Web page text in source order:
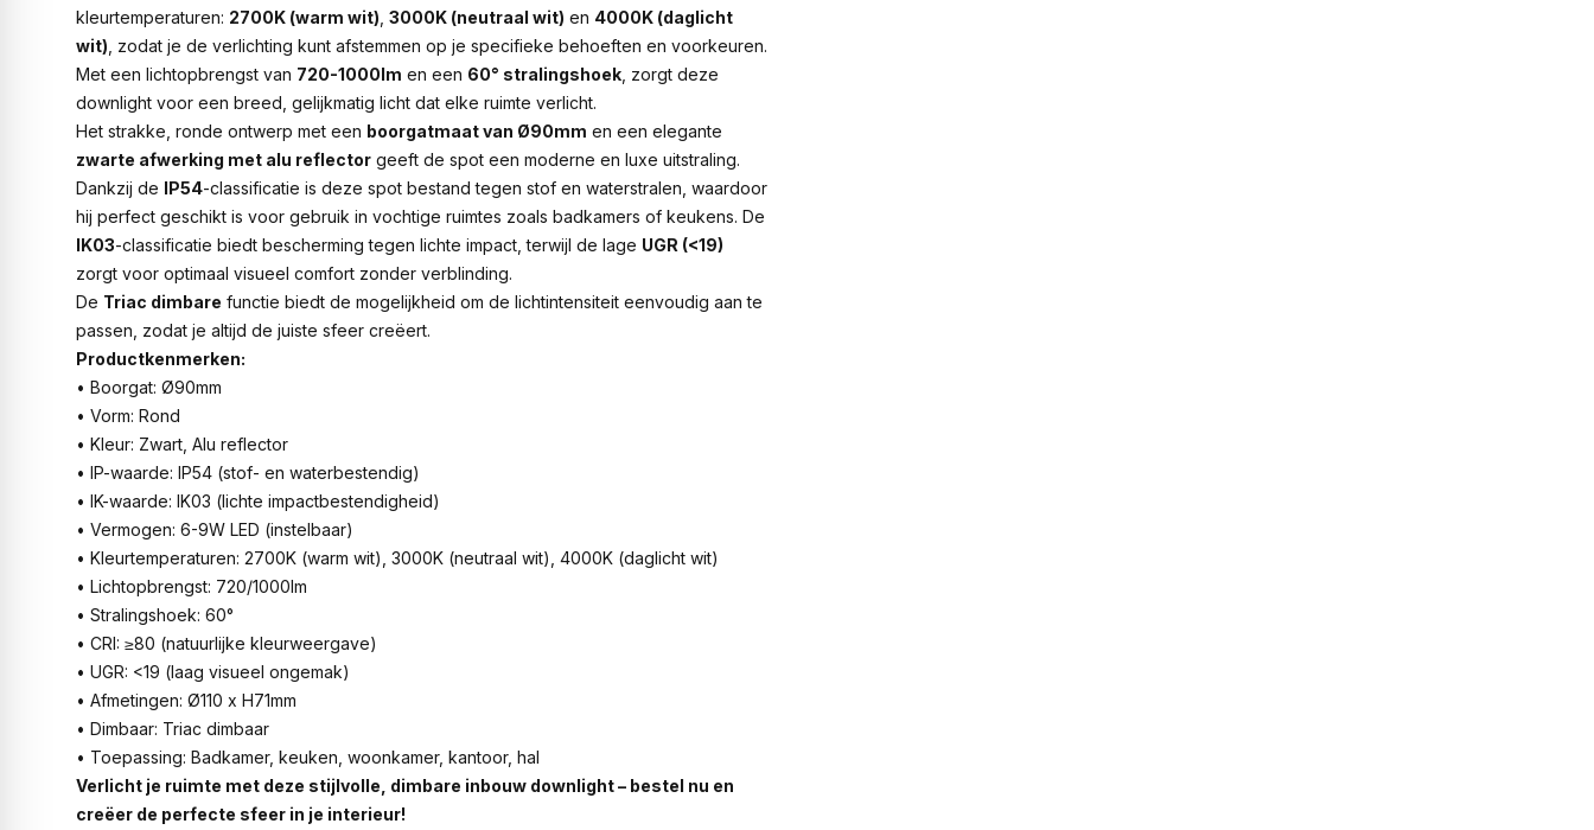
kleurtemperaturen: 2700K (warm wit) 3000K (neutraal wit) en 4000K (daglicht
wit) , zodat je de verlichting kunt afstemmen op je specifieke behoeften en voorkeuren.
Met een lichtopbrengst van 720-1000lm en een 60° stralingshoek , zorgt deze
downlight voor een breed, gelijkmatig licht dat elke ruimte verlicht.
Het strakke, ronde ontwerp met een boorgatmaat van Ø90mm en een elegante
zwarte afwerking met alu reflector geeft de spot een moderne en luxe uitstraling.
Dankzij de IP54-classificatie is deze spot bestand tegen stof en waterstralen, waardoor
hij perfect geschikt is voor gebruik in vochtige ruimtes zoals badkamers of keukens. De
IK03-classificatie biedt bescherming tegen lichte impact, terwijl de lage UGR (<19)
zorgt voor optimaal visueel comfort zonder verblinding.
De Triac dimbare functie biedt de mogelijkheid om de lichtintensiteit eenvoudig aan te
passen, zodat je altijd de juiste sfeer creëert.
Productkenmerken:
• Boorgat: Ø90mm
• Vorm: Rond
• Kleur: Zwart, Alu reflector
• IP-waarde: IP54 (stof- en waterbestendig)
• IK-waarde: IK03 (lichte impactbestendigheid)
• Vermogen: 6-9W LED (instelbaar)
• Kleurtemperaturen: 2700K (warm wit), 3000K (neutraal wit), 4000K (daglicht wit)
• Lichtopbrengst: 720/1000lm
• Stralingshoek: 60°
• CRI: ≥80 (natuurlijke kleurweergave)
• UGR: <19 (laag visueel ongemak)
• Afmetingen: Ø110 x H71mm
• Dimbaar: Triac dimbaar
• Toepassing: Badkamer, keuken, woonkamer, kantoor, hal
Verlicht je ruimte met deze stijlvolle, dimbare inbouw downlight – bestel nu en
creëer de perfecte sfeer in je interieur!